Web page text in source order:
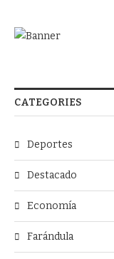
CATEGORIES
Deportes
Destacado
Economía
Farándula